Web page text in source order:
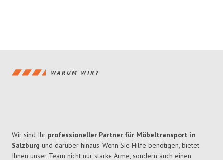
WARUM WIR?
Wir sind Ihr professioneller Partner für Möbeltransport in
Salzburg und darüber hinaus. Wenn Sie Hilfe benötigen, bietet
Ihnen unser Team nicht nur starke Arme, sondern auch einen